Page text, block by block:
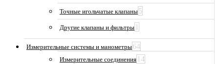
Точные игольчатые клапаны5
Другие клапаны и фильтры 1
Измерительные системы и манометры64
Измерительные соединения 14